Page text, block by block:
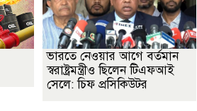
ভারতে নেওয়ার আগে বর্তমান
স্বরাষ্ট্রমন্ত্রীও ছিলেন টিএফআই
সেলে: চিফ প্রসিকিউটর